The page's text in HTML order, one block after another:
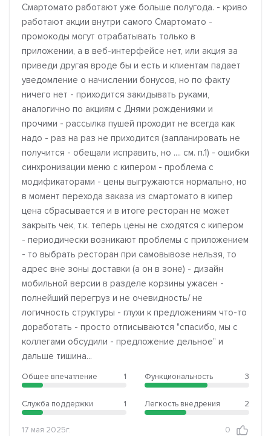
Смартомато работают уже больше полугода. - криво
работают акции внутри самого Смартомато -
промокоды могут отрабатывать только в
приложении, а в веб-интерфейсе нет, или акция за
приведи другая вроде бы и есть и клиентам падает
уведомление о начислении бонусов, но по факту
ничего нет - приходится закидывать руками,
аналогично по акциям с Днями рождениями и
прочими - рассылка пушей проходит не всегда как
надо - раз на раз не приходится (запланировать не
получится - обещали исправить, но .... см. п.1) - ошибки
синхронизации меню с кипером - проблема с
модификаторами - цены выгружаются нормально, но
в момент перехода заказа из смартомато в кипер
цена сбрасывается и в итоге ресторан не может
закрыть чек, т.к. теперь цены не сходятся с кипером
- периодически возникают проблемы с приложением
- то выбрать ресторан при самовывозе нельзя, то
адрес вне зоны доставки (а он в зоне) - дизайн
мобильной версии в разделе корзины ужасен -
полнейший перегруз и не очевидность/ не
логичность структуры - глухи к предложениям что-то
доработать - просто отписываются "спасибо, мы с
коллегами обсудили - предложение дельное" и
дальше тишина...
Общее впечатление 1
Служба поддержки 1
Функциональность 3
Легкость внедрения 2
17 мая 2025г. 0